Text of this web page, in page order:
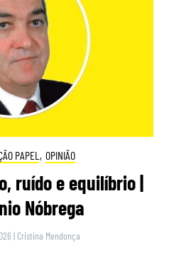
PAPEL , OPINIÃO
ruído e equilíbrio |
Nóbrega
| Cristina Mendonça